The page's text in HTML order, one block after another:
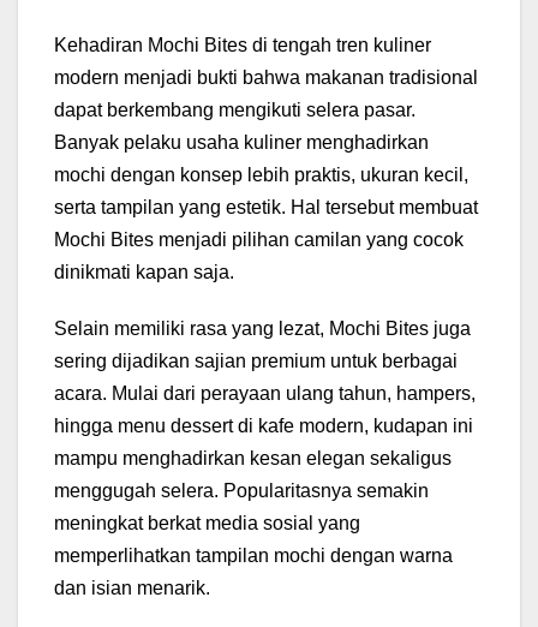
Kehadiran Mochi Bites di tengah tren kuliner
modern menjadi bukti bahwa makanan tradisional
dapat berkembang mengikuti selera pasar.
Banyak pelaku usaha kuliner menghadirkan
mochi dengan konsep lebih praktis, ukuran kecil,
serta tampilan yang estetik. Hal tersebut membuat
Mochi Bites menjadi pilihan camilan yang cocok
dinikmati kapan saja.
Selain memiliki rasa yang lezat, Mochi Bites juga
sering dijadikan sajian premium untuk berbagai
acara. Mulai dari perayaan ulang tahun, hampers,
hingga menu dessert di kafe modern, kudapan ini
mampu menghadirkan kesan elegan sekaligus
menggugah selera. Popularitasnya semakin
meningkat berkat media sosial yang
memperlihatkan tampilan mochi dengan warna
dan isian menarik.